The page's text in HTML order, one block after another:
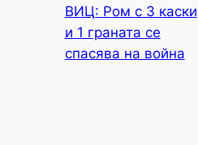
ВИЦ: Ром с 3 каски
и 1 граната се
спасява на война